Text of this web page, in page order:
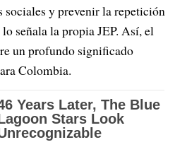
sociales y prevenir la repetición
señala la propia JEP. Así, el
un profundo significado
Colombia.